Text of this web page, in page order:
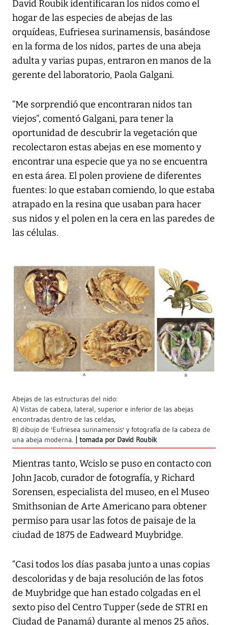
David Roubik identificaran los nidos como el
hogar de las especies de abejas de las
orquídeas, Eufriesea surinamensis, basándose
en la forma de los nidos, partes de una abeja
adulta y varias pupas, entraron en manos de la
gerente del laboratorio, Paola Galgani.
“Me sorprendió que encontraran nidos tan
viejos”, comentó Galgani, para tener la
oportunidad de descubrir la vegetación que
recolectaron estas abejas en ese momento y
encontrar una especie que ya no se encuentra
en esta área. El polen proviene de diferentes
fuentes: lo que estaban comiendo, lo que estaba
atrapado en la resina que usaban para hacer
sus nidos y el polen en la cera en las paredes de
las células.
Abejas de las estructuras del nido:
A) Vistas de cabeza, lateral, superior e inferior de las abejas
encontradas dentro de las celdas,
B) dibujo de 'Eufriesea surinamensis' y fotografía de la cabeza de
una abeja moderna.
tomada por David Roubik
Mientras tanto, Wcislo se puso en contacto con
John Jacob, curador de fotografía, y Richard
Sorensen, especialista del museo, en el Museo
Smithsonian de Arte Americano para obtener
permiso para usar las fotos de paisaje de la
ciudad de 1875 de Eadweard Muybridge.
“Casi todos los días pasaba junto a unas copias
descoloridas y de baja resolución de las fotos
de Muybridge que han estado colgadas en el
sexto piso del Centro Tupper (sede de STRI en
Ciudad de Panamá) durante al menos 25 años,